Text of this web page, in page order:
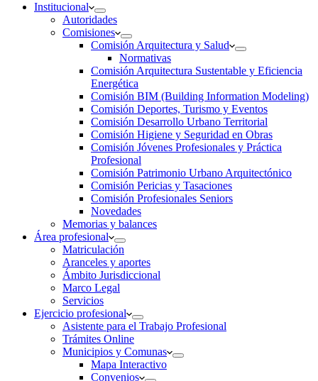
Institucional
Autoridades
Comisiones
Comisión Arquitectura y Salud
Normativas
Comisión Arquitectura Sustentable y Eficiencia
Energética
Comisión BIM (Building Information Modeling)
Comisión Deportes, Turismo y Eventos
Comisión Desarrollo Urbano Territorial
Comisión Higiene y Seguridad en Obras
Comisión Jóvenes Profesionales y Práctica
Profesional
Comisión Patrimonio Urbano Arquitectónico
Comisión Pericias y Tasaciones
Comisión Profesionales Seniors
Novedades
Memorias y balances
Área profesional
Matriculación
Aranceles y aportes
Ámbito Jurisdiccional
Marco Legal
Servicios
Ejercicio profesional
Asistente para el Trabajo Profesional
Trámites Online
Municipios y Comunas
Mapa Interactivo
Convenios